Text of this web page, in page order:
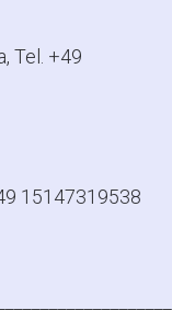
Tel. +49
15147319538